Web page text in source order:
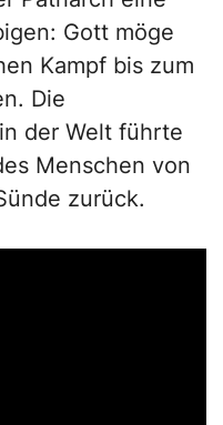
Gott möge
Kampf bis zum
Die
der Welt führte
Menschen von
zurück.